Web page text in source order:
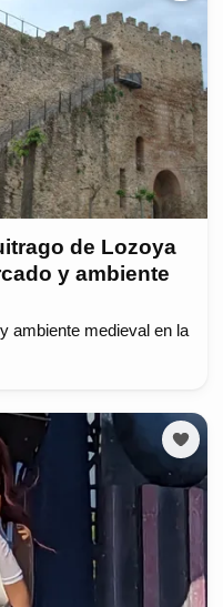
de Lozoya
y ambiente
ambiente medieval en la